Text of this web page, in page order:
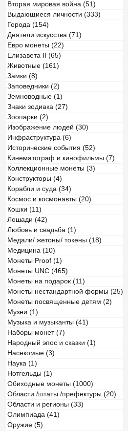
Вторая мировая война (51)
Выдающиеся личности (333)
Города (154)
Деятели искусства (71)
Евро монеты (22)
Елизавета II (65)
Животные (161)
Замки (8)
Заповедники (2)
Земноводные (1)
Знаки зодиака (27)
Зоопарки (2)
Изображение людей (30)
Инфраструктура (6)
Исторические события (52)
Кинематограф и кинофильмы (7)
Коллекционные монеты (3)
Конструкторы (4)
Корабли и суда (34)
Космос и космонавты (20)
Кошки (11)
Лошади (42)
Любовь и свадьба (1)
Медали/ жетоны/ токены (18)
Медицина (10)
Монеты Proof (1)
Монеты UNC (465)
Монеты на подарок (11)
Монеты нестандартной формы (25)
Монеты посвященные детям (2)
Музеи (1)
Музыка и музыканты (41)
Наборы монет (7)
Народный эпос и сказки (1)
Насекомые (3)
Наука (1)
Нотгельды (1)
Обиходные монеты (1000)
Области /штаты /префектуры (20)
Области и регионы (33)
Олимпиада (41)
Оружие (5)